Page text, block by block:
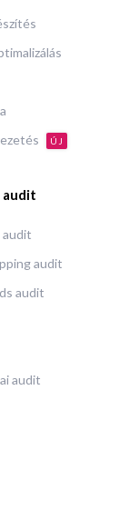
ÚJ
audit
audit
audit
audit